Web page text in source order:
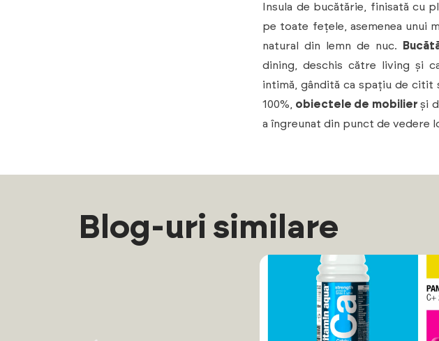
Insula de bucătărie, finisată cu
pe toate fețele, asemenea unui
natural din lemn de nuc.
dining, deschis către living și
intimă, gândită ca spațiu de
100%,
obiectele de mobilierși
a îngreunat din punct de vedere
Blog-uri similare